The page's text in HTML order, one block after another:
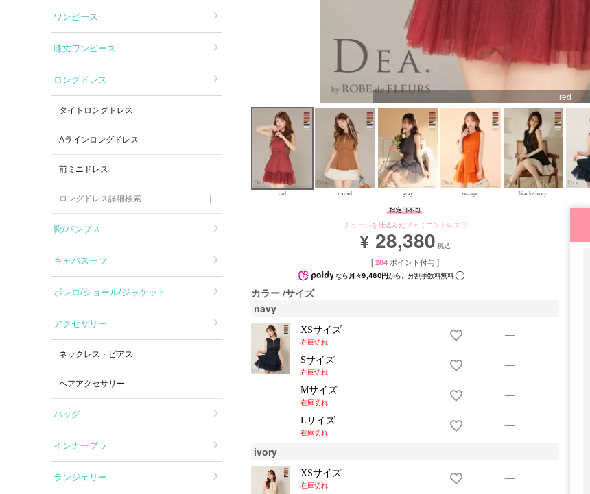
ワンピース
膝丈ワンピース
ロングドレス
タイトロングドレス
Aラインロングドレス
前ミニドレス
ロングドレス詳細検索
靴/パンプス
キャバスーツ
ボレロ/ショール/ジャケット
アクセサリー
ネックレス・ピアス
ヘアアクセサリー
バッグ
インナーブラ
ランジェリー
red
red camel gray orange black×ivory
チュールを仕込んだフェミニンドレス♡
¥ 28,380 税込
[284 ポイント付与 ]
なら 月々9,460円から。分割手数料無料
カラー サイズ
navy
XSサイズ
在庫切れ
—
Sサイズ
在庫切れ
—
Mサイズ
在庫切れ
—
Lサイズ
在庫切れ
—
ivory
XSサイズ
在庫切れ
—